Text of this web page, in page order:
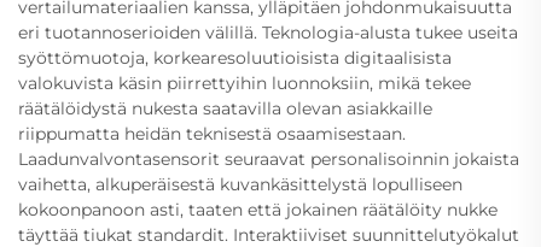
vertailumateriaalien kanssa, ylläpitäen johdonmukaisuutta
eri tuotannoserioiden välillä. Teknologia-alusta tukee useita
syöttömuotoja, korkearesoluutioisista digitaalisista
valokuvista käsin piirrettyihin luonnoksiin, mikä tekee
räätälöidystä nukesta saatavilla olevan asiakkaille
riippumatta heidän teknisestä osaamisestaan.
Laadunvalvontasensorit seuraavat personalisoinnin jokaista
vaihetta, alkuperäisestä kuvankäsittelystä lopulliseen
kokoonpanoon asti, taaten että jokainen räätälöity nukke
täyttää tiukat standardit. Interaktiiviset suunnittelutyökalut